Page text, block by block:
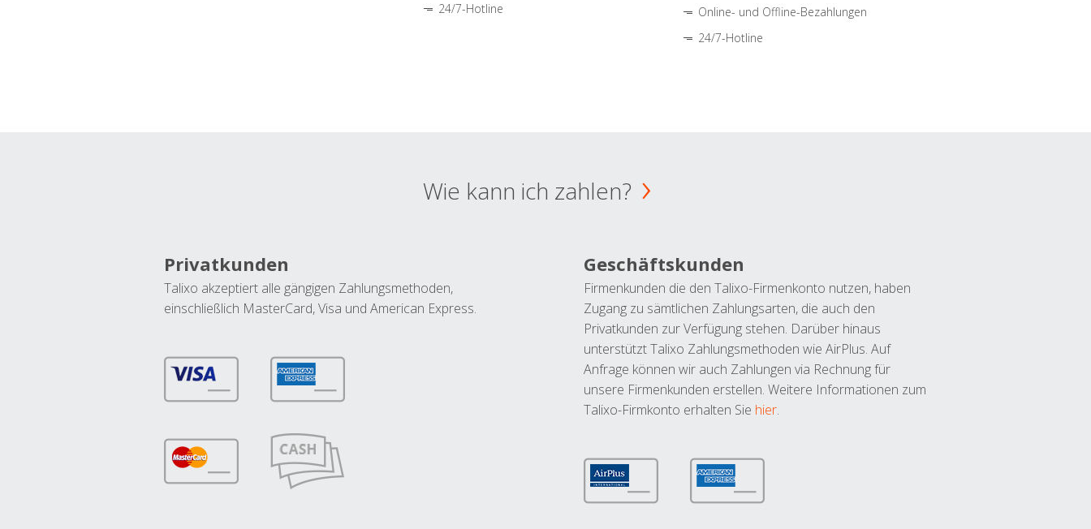
24/7-Hotline
Online- und Offline-Bezahlungen
24/7-Hotline
Wie kann ich zahlen?
Privatkunden
Talixo akzeptiert alle gängigen Zahlungsmethoden,
einschließlich MasterCard, Visa und American Express.
Geschäftskunden
Firmenkunden die den Talixo-Firmenkonto nutzen, haben
Zugang zu sämtlichen Zahlungsarten, die auch den
Privatkunden zur Verfügung stehen. Darüber hinaus
unterstützt Talixo Zahlungsmethoden wie AirPlus. Auf
Anfrage können wir auch Zahlungen via Rechnung für
unsere Firmenkunden erstellen. Weitere Informationen zum
Talixo-Firmkonto erhalten Sie hier.